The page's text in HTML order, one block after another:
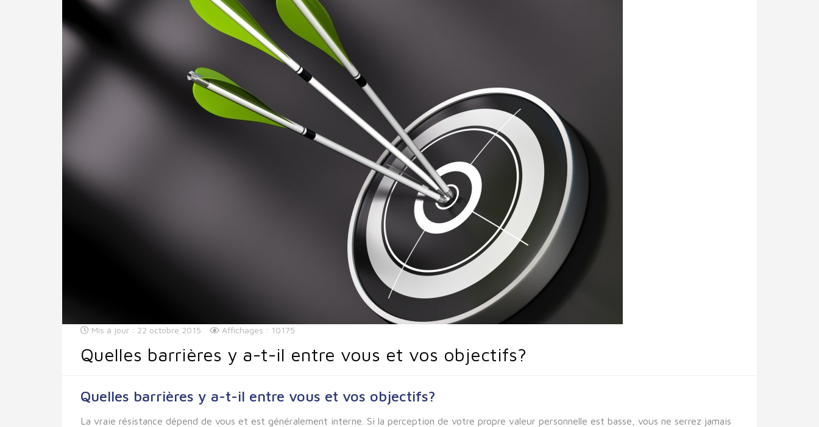
Mis à jour : 22 octobre 2015 Affichages : 10175
Quelles barrières y a-t-il entre vous et vos objectifs?
Quelles barrières y a-t-il entre vous et vos objectifs?
La vraie résistance dépend de vous et est généralement interne. Si la perception de votre propre valeur personnelle est basse, vous ne serrez jamais